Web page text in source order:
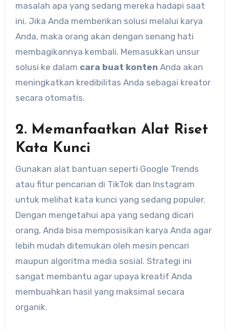
masalah apa yang sedang mereka hadapi saat
ini. Jika Anda memberikan solusi melalui karya
Anda, maka orang akan dengan senang hati
membagikannya kembali. Memasukkan unsur
solusi ke dalam cara buat konten Anda akan
meningkatkan kredibilitas Anda sebagai kreator
secara otomatis.
2. Memanfaatkan Alat Riset
Kata Kunci
Gunakan alat bantuan seperti Google Trends
atau fitur pencarian di TikTok dan Instagram
untuk melihat kata kunci yang sedang populer.
Dengan mengetahui apa yang sedang dicari
orang, Anda bisa memposisikan karya Anda agar
lebih mudah ditemukan oleh mesin pencari
maupun algoritma media sosial. Strategi ini
sangat membantu agar upaya kreatif Anda
membuahkan hasil yang maksimal secara
organik.